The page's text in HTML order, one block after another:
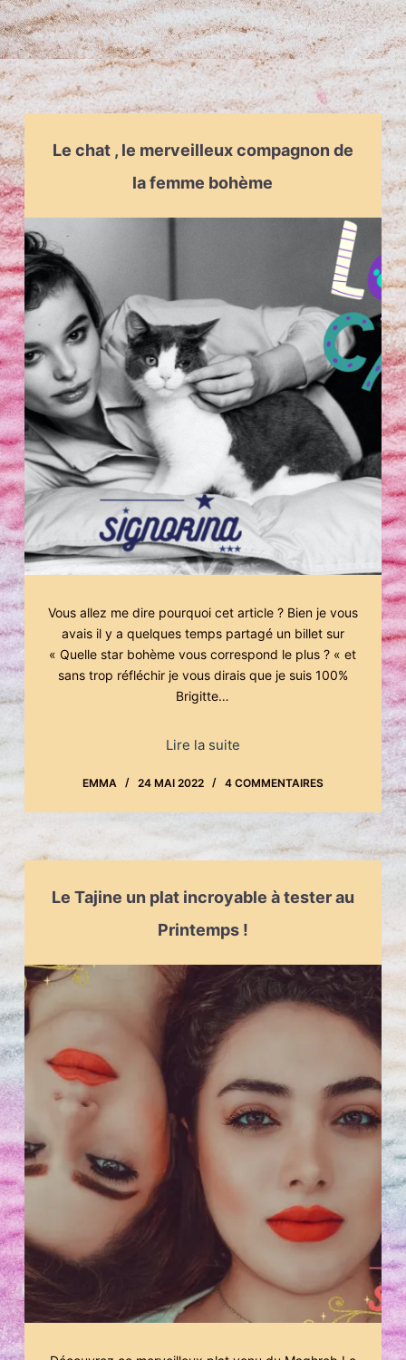
Le chat , le merveilleux compagnon de
la femme bohème
Vous allez me dire pourquoi cet article ? Bien je vous
avais il y a quelques temps partagé un billet sur
« Quelle star bohème vous correspond le plus ? « et
sans trop réfléchir je vous dirais que je suis 100%
Brigitte…
Lire la suite
EMMA 24 MAI 2022 4 COMMENTAIRES
Le Tajine un plat incroyable à tester au
Printemps !